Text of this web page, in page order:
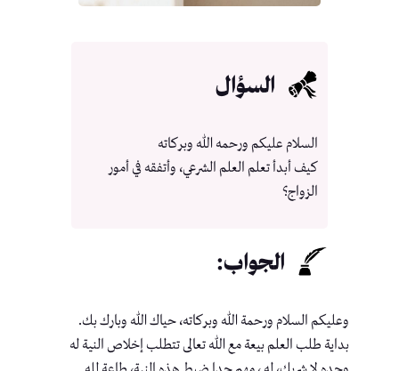
السؤال
السلام عليكم ورحمه الله وبركاته
كيف أبدأ تعلم العلم الشرعي، وأتفقه في أمور
الزواج؟
الجواب:
وعليكم السلام ورحمة الله وبركاته، حياك الله وبارك بك.
بداية طلب العلم بيعة مع الله تعالى تتطلب إخلاص النية له